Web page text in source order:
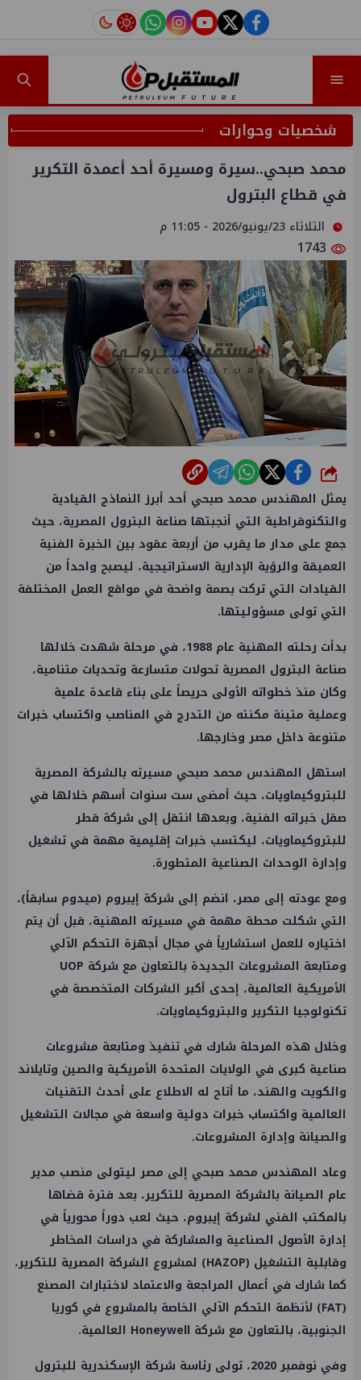
facebook
twitter
youtube
instagram
tiktok
شخصيات وحوارات
محمد صبحي..سيرة ومسيرة أحد أعمدة التكرير
في قطاع البترول
الثلاثاء 23/يونيو/2026 - 11:05 م
شارك
يمثل المهندس محمد صبحي أحد أبرز النماذج القيادية
والتكنوقراطية التي أنجبتها صناعة البترول المصرية، حيث
جمع على مدار ما يقرب من أربعة عقود بين الخبرة الفنية
العميقة والرؤية الإدارية الاستراتيجية، ليصبح واحداً من
القيادات التي تركت بصمة واضحة في مواقع العمل المختلفة
التي تولى مسؤوليتها.
بدأت رحلته المهنية عام 1988، في مرحلة شهدت خلالها
صناعة البترول المصرية تحولات متسارعة وتحديات متنامية،
وكان منذ خطواته الأولى حريصاً على بناء قاعدة علمية
وعملية متينة مكنته من التدرج في المناصب واكتساب خبرات
متنوعة داخل مصر وخارجها.
استهل المهندس محمد صبحي مسيرته بالشركة المصرية
للبتروكيماويات، حيث أمضى ست سنوات أسهم خلالها في
صقل خبراته الفنية، وبعدها انتقل إلى شركة قطر
للبتروكيماويات، ليكتسب خبرات إقليمية مهمة في تشغيل
وإدارة الوحدات الصناعية المتطورة.
ومع عودته إلى مصر، انضم إلى شركة إيبروم (ميدوم سابقاً)،
التي شكلت محطة مهمة في مسيرته المهنية، قبل أن يتم
اختياره للعمل استشارياً في مجال أجهزة التحكم الآلي
ومتابعة المشروعات الجديدة بالتعاون مع شركة UOP
الأمريكية العالمية، إحدى أكبر الشركات المتخصصة في
تكنولوجيا التكرير والبتروكيماويات.
وخلال هذه المرحلة شارك في تنفيذ ومتابعة مشروعات
صناعية كبرى في الولايات المتحدة الأمريكية والصين وتايلاند
والكويت والهند، ما أتاح له الاطلاع على أحدث التقنيات
العالمية واكتساب خبرات دولية واسعة في مجالات التشغيل
والصيانة وإدارة المشروعات.
وعاد المهندس محمد صبحي إلى مصر ليتولى منصب مدير
عام الصيانة بالشركة المصرية للتكرير، بعد فترة قضاها
بالمكتب الفني لشركة إيبروم، حيث لعب دوراً محورياً في
إدارة الأصول الصناعية والمشاركة في دراسات المخاطر
وقابلية التشغيل (HAZOP) لمشروع الشركة المصرية للتكرير،
كما شارك في أعمال المراجعة والاعتماد لاختبارات المصنع
(FAT) لأنظمة التحكم الآلي الخاصة بالمشروع في كوريا
الجنوبية، بالتعاون مع شركة Honeywell العالمية.
وفي نوفمبر 2020، تولى رئاسة شركة الإسكندرية للبترول